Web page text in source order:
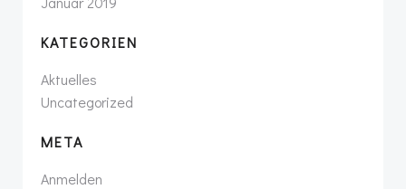
KATEGORIEN
Aktuelles
Uncategorized
META
Anmelden